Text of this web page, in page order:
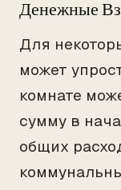
Денежные
Для
может
комнате
сумму в
общих